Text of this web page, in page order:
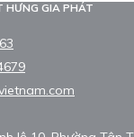
HƯNG GIA PHÁT